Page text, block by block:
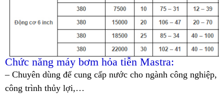
Chức năng máy bơm hỏa tiễn Mastra:
– Chuyên dùng để cung cấp nước cho ngành công nghiệp,
công trình thủy lợi,…